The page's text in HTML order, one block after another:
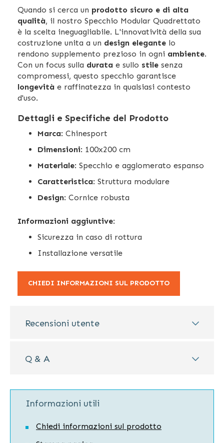
Quando si cerca un prodotto sicuro e di alta
qualità, il nostro Specchio Modular Quadrettato
è la scelta ineguagliabile. L'innovatività della sua
costruzione unita a un design elegante lo
rendono supplemento prezioso in ogni ambiente.
Con un focus sulla durata e sullo stile senza
compromessi, questo specchio garantisce
longevità e raffinatezza in qualsiasi contesto
d'uso.
Dettagli e Specifiche del Prodotto
Marca: Chinesport
Dimensioni: 100x200 cm
Materiale: Specchio e agglomerato espanso
Caratteristica: Struttura modulare
Design: Cornice robusta
Informazioni aggiuntive:
Sicurezza in caso di rottura
Installazione versatile
CHIEDI INFORMAZIONI SUL PRODOTTO
Recensioni utente
Q & A
Informazioni utili
Chiedi informazioni sul prodotto